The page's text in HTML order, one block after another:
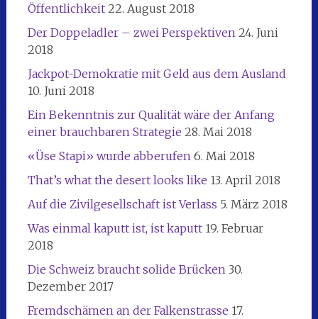
Öffentlichkeit 22. August 2018
Der Doppeladler – zwei Perspektiven 24. Juni
2018
Jackpot-Demokratie mit Geld aus dem Ausland
10. Juni 2018
Ein Bekenntnis zur Qualität wäre der Anfang
einer brauchbaren Strategie 28. Mai 2018
«Üse Stapi» wurde abberufen 6. Mai 2018
That’s what the desert looks like 13. April 2018
Auf die Zivilgesellschaft ist Verlass 5. März 2018
Was einmal kaputt ist, ist kaputt 19. Februar
2018
Die Schweiz braucht solide Brücken 30.
Dezember 2017
Fremdschämen an der Falkenstrasse 17.